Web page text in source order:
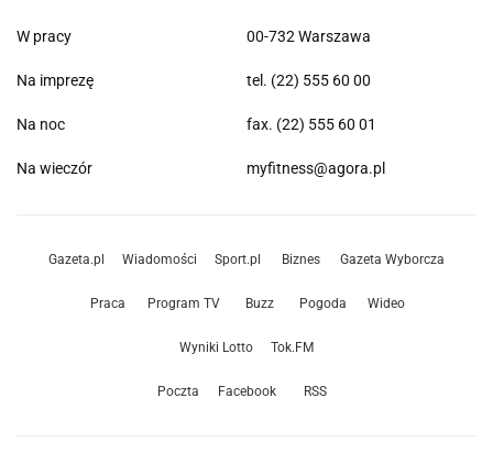
W pracy
Na imprezę
Na noc
Na wieczór
00-732 Warszawa
tel. (22) 555 60 00
fax. (22) 555 60 01
myfitness@agora.pl
Gazeta.pl Wiadomości Sport.pl Biznes Gazeta Wyborcza
Praca Program TV Buzz Pogoda Wideo
Wyniki Lotto Tok.FM
Poczta Facebook RSS